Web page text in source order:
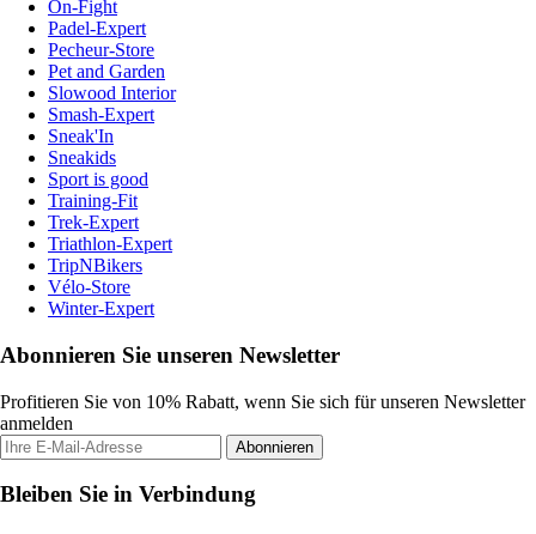
On-Fight
Padel-Expert
Pecheur-Store
Pet and Garden
Slowood Interior
Smash-Expert
Sneak'In
Sneakids
Sport is good
Training-Fit
Trek-Expert
Triathlon-Expert
TripNBikers
Vélo-Store
Winter-Expert
Abonnieren Sie unseren Newsletter
Profitieren Sie von 10% Rabatt, wenn Sie sich für unseren Newsletter
anmelden
Abonnieren
Bleiben Sie in Verbindung